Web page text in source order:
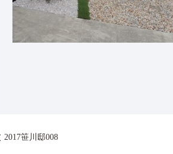
2017笹川邸008